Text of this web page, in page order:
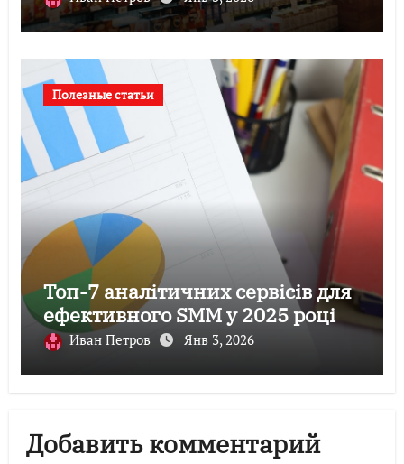
Полезные статьи
Топ-7 аналітичних сервісів для
ефективного SMM у 2025 році
Иван Петров Янв 3, 2026
Добавить комментарий